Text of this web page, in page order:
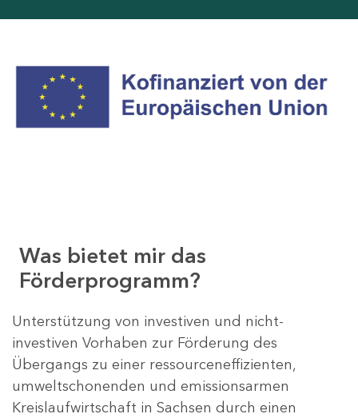
Was bietet mir das
Förderprogramm?
Unterstützung von investiven und nicht-
investiven Vorhaben zur Förderung des
Übergangs zu einer ressourceneffizienten,
umweltschonenden und emissionsarmen
Kreislaufwirtschaft in Sachsen durch einen